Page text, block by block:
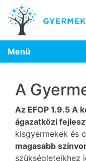
Menü
A
Az EFOP 1.9.5 A
ágazatközi
kisgyermekek és
magasabb
szükségleteikhez